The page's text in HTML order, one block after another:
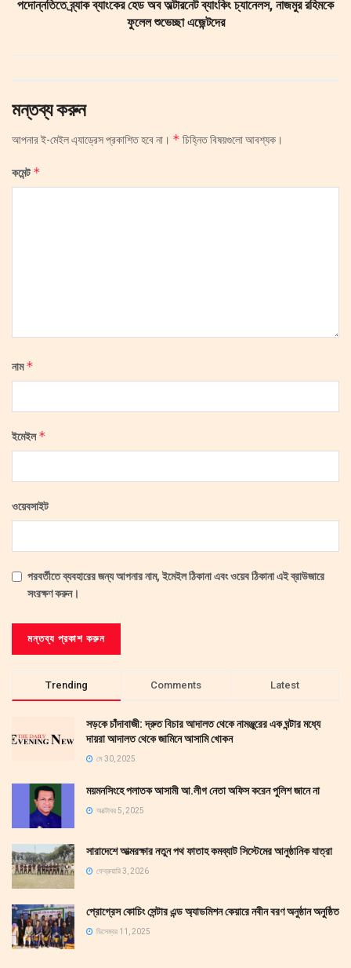
পদোন্নতিতে ব্র্যাক ব্যাংকের হেড অব অল্টারনেট ব্যাংকিং চ্যানেলস, নাজমুর রহিমকে
ফুলেল শুভেচ্ছা এজেন্টদের
মন্তব্য করুন
আপনার ই-মেইল এ্যাড্রেস প্রকাশিত হবে না। * চিহ্নিত বিষয়গুলো আবশ্যক।
কমেন্ট*
নাম*
ইমেইল*
ওয়েবসাইট
পরবর্তীতে ব্যবহারের জন্য আপনার নাম, ইমেইল ঠিকানা এবং ওয়েব ঠিকানা এই ব্রাউজারে
সংরক্ষণ করুন।
Trending Comments Latest
সড়কে চাঁদাবাজী: দ্রুত বিচার আদালত থেকে নামঞ্জুরের এক ঘন্টার মধ্যে
দায়রা আদালত থেকে জামিনে আসামি খোকন
মে 30, 2025
ময়মনসিংহে পলাতক আসামী আ.লীগ নেতা অফিস করেন পুলিশ জানে না
অক্টোবর 5, 2025
সারাদেশে আত্মরক্ষার নতুন পথ ফাতাহ কমব্যাট সিস্টেমের আনুষ্ঠানিক যাত্রা
ফেব্রুয়ারি 3, 2026
প্রোগ্রেস কোচিং সেন্টার এন্ড অ্যাডমিশন কেয়ারে নবীন বরণ অনুষ্ঠান অনুষ্ঠিত
ডিসেম্বর 11, 2025